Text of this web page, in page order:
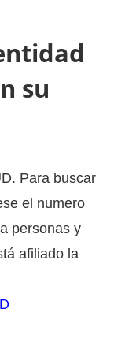
su
Para buscar
el numero
personas y
afiliado la